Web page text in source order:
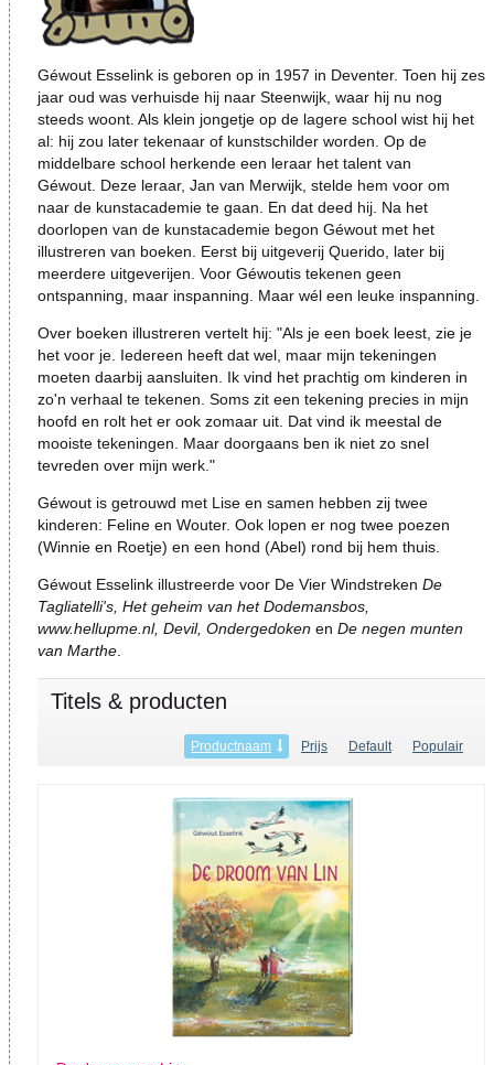
Géwout Esselink is geboren op in 1957 in Deventer. Toen hij zes
jaar oud was verhuisde hij naar Steenwijk, waar hij nu nog
steeds woont. Als klein jongetje op de lagere school wist hij het
al: hij zou later tekenaar of kunstschilder worden. Op de
middelbare school herkende een leraar het talent van
Géwout. Deze leraar, Jan van Merwijk, stelde hem voor om
naar de kunstacademie te gaan. En dat deed hij. Na het
doorlopen van de kunstacademie begon Géwout met het
illustreren van boeken. Eerst bij uitgeverij Querido, later bij
meerdere uitgeverijen. Voor Géwoutis tekenen geen
ontspanning, maar inspanning. Maar wél een leuke inspanning.
Over boeken illustreren vertelt hij: "Als je een boek leest, zie je
het voor je. Iedereen heeft dat wel, maar mijn tekeningen
moeten daarbij aansluiten. Ik vind het prachtig om kinderen in
zo'n verhaal te tekenen. Soms zit een tekening precies in mijn
hoofd en rolt het er ook zomaar uit. Dat vind ik meestal de
mooiste tekeningen. Maar doorgaans ben ik niet zo snel
tevreden over mijn werk."
Géwout is getrouwd met Lise en samen hebben zij twee
kinderen: Feline en Wouter. Ook lopen er nog twee poezen
(Winnie en Roetje) en een hond (Abel) rond bij hem thuis.
Géwout Esselink illustreerde voor De Vier Windstreken De
Tagliatelli's, Het geheim van het Dodemansbos,
www.hellupme.nl, Devil, Ondergedoken en De negen munten
van Marthe.
Titels & producten
Productnaam Prijs Default Populair